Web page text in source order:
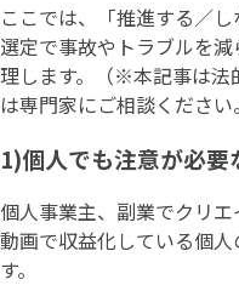
ここでは、「推進する／
選定で事故やトラブルを
理します。（※本記事は法
は専門家にご相談ください
1)個人でも注意が必要
個人事業主、副業でクリ
動画で収益化している個
す。